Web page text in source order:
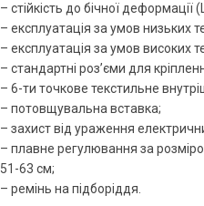
– стійкість до бічної деформації
– експлуатація за умов низьких
– експлуатація за умов високих
– стандартні роз’єми для
– 6-ти точкове текстильне
– потовщувальна вставка;
– захист від ураження
– плавне регулювання за
51-63 см;
– ремінь на підборіддя.